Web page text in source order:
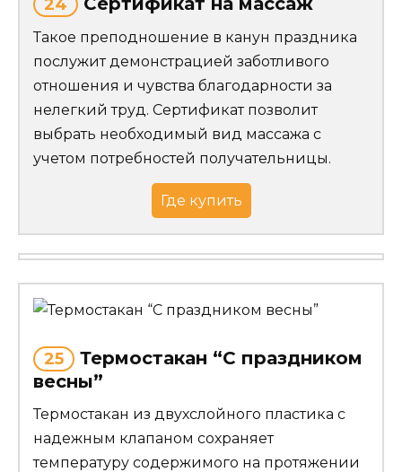
24
Такое преподношение в канун праздника
послужит демонстрацией заботливого
отношения и чувства благодарности за
нелегкий труд. Сертификат позволит
выбрать необходимый вид массажа с
учетом потребностей получательницы.
Где купить
25
Термостакан “С праздником
весны”
Термостакан из двухслойного пластика с
надежным клапаном сохраняет
температуру содержимого на протяжении